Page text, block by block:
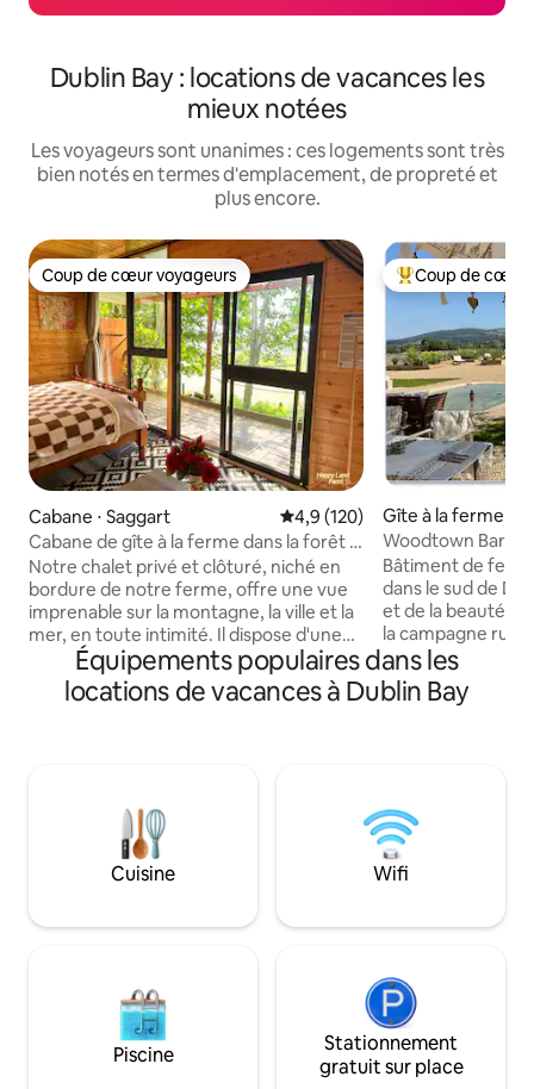
Dublin Bay : locations de vacances les
mieux notées
Les voyageurs sont unanimes : ces logements sont très
bien notés en termes d'emplacement, de propreté et
plus encore.
Coup de cœur voyageurs
Coup de cœur voyageurs
Cabane ⋅ Saggart Évaluation moyenne sur la
4,9 (120)
Cabane de gîte à la ferme dans la forêt –
Animaux et nature
Notre chalet privé et clôturé, niché en
bordure de notre ferme, offre une vue
imprenable sur la montagne, la ville et la
mer, en toute intimité. Il dispose d'une
douche chaude, d'une machine à café,
d'eau filtrée, d'une bouilloire, d'un
chauffage au gaz, d'une couverture
notre jacuzzi moyennant des frais
supplémentaires. N'hésitez pas à
interagir avec nos animaux de la ferme
(cheval, alpaga, moutons, chèvres) Un
seulement 350 m. Le logement n'est pas
Coups de cœur
Coup de cœur
Gîte à la ferme ⋅
Woodtown Barn
Farm, SuiteS
Bâtiment de
dans le sud de
et de la beauté
la campagne
commodité des
urbains et des
ville. À 20
Dublin/Wicklow
imprenable sur la
Howth et la mer
départ idéal pour
Idéal pour les
Équipements populaires dans les
locations de vacances à Dublin Bay
Cuisine Wifi
Piscine
Stationnement
gratuit sur place